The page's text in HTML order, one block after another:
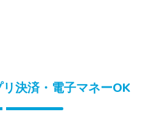
決済・電子マネーOK